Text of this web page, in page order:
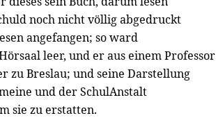
noch nicht völlig abgedruckt
angefangen; so ward
leer, und er aus einem Professor
zu Breslau; und seine Darstellung
und der SchulAnstalt
sie zu erstatten.